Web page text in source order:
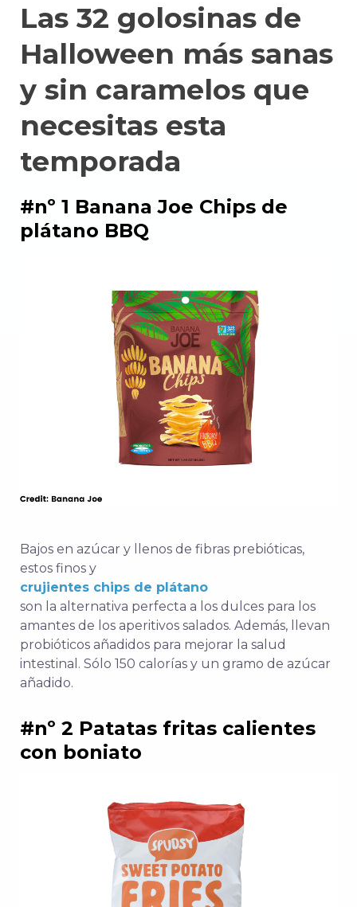
Las 32 golosinas de
Halloween más sanas
y sin caramelos que
necesitas esta
temporada
#nº 1 Banana Joe Chips de
plátano BBQ
Bajos en azúcar y llenos de fibras prebióticas,
estos finos y
crujientes chips de plátano
son la alternativa perfecta a los dulces para los
amantes de los aperitivos salados. Además, llevan
probióticos añadidos para mejorar la salud
intestinal. Sólo 150 calorías y un gramo de azúcar
añadido.
#nº 2 Patatas fritas calientes
con boniato